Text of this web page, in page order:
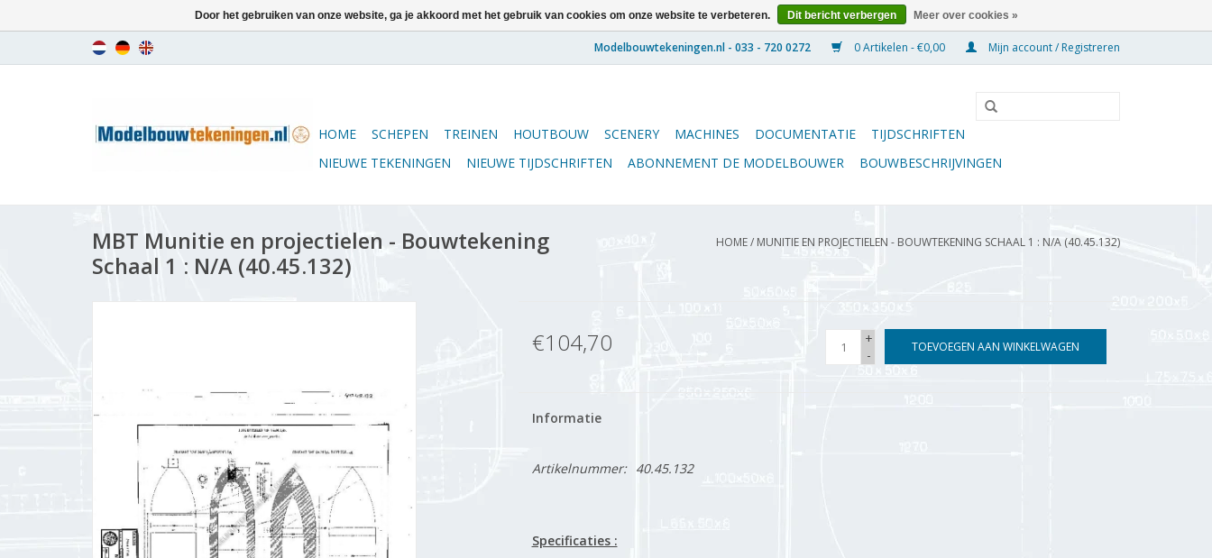
0 Artikelen - €0,00 Mijn account / Registreren
HOME SCHEPEN TREINEN HOUTBOUW SCENERY MACHINES DOCUMENTATIE
TIJDSCHRIFTEN
NIEUWE TEKENINGEN
NIEUWE TIJDSCHRIFTEN ABONNEMENT DE MODELBOUWER BOUWBESCHRIJVINGEN
MBT Munitie en projectielen - Bouwtekening
Schaal 1 : N/A (40.45.132)
HOME/ MUNITIE EN PROJECTIELEN - BOUWTEKENING SCHAAL 1 : N/A (40.45.132)
€104,70
+
-
TOEVOEGEN AAN WINKELWAGEN
Informatie
Artikelnummer: 40.45.132
Specificaties :
Door het gebruiken van onze website, ga je akkoord met het gebruik van cookies om onze website te verbeteren. Dit bericht verbergen Meer over cookies »